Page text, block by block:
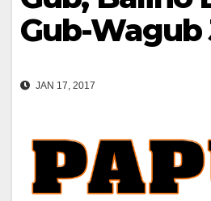
Gub-
JAN 17, 2017